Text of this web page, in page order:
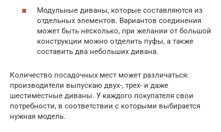
Модульные диваны, которые составляются из
отдельных элементов. Вариантов соединения
может быть несколько, при желании от большой
конструкции можно отделить пуфы, а также
составить два небольших дивана.
Количество посадочных мест может различаться:
производители выпускаю двух-, трех- и даже
шестиместные диваны. У каждого покупателя свои
потребности, в соответствии с которыми выбирается
нужная модель.